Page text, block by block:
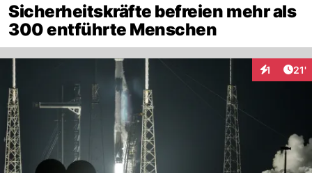
Sicherheitskräfte befreien mehr als
300 entführte Menschen
1 21'